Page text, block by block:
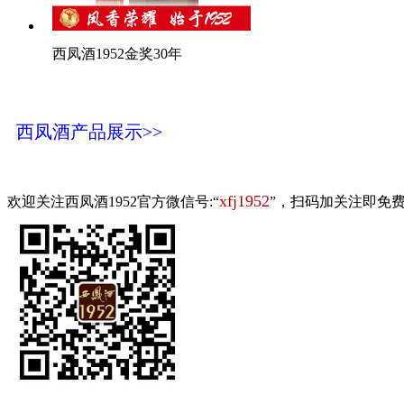
西凤酒1952金奖30年
西凤酒产品展示>>
欢迎关注西凤酒1952官方微信号:“xfj1952”，扫码加关注即免